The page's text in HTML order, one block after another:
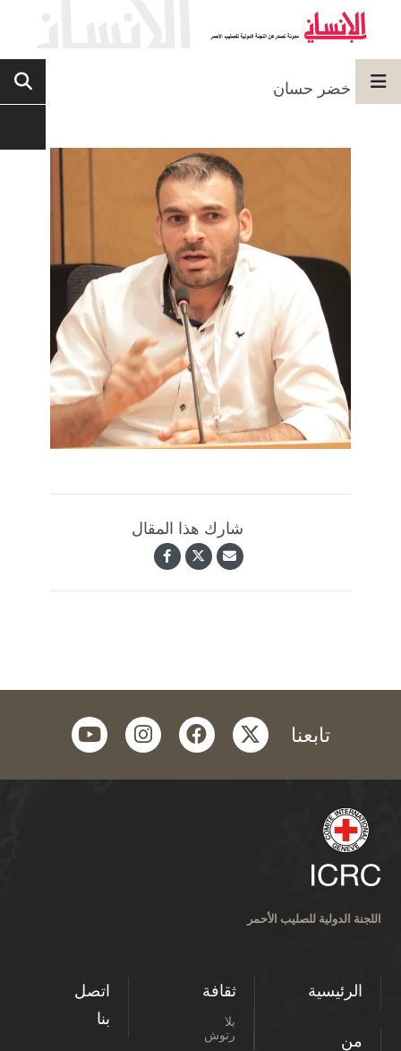
خضر حسان
شارك هذا المقال
تابعنا twitter
facebook
instagram
youtube
اللجنة الدولية للصليب الأحمر
الرئيسية
من
ثقافة
بلا
رتوش
اتصل
بنا